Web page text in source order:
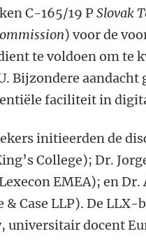
C-165/19 PSlovak
) voor de
te voldoen om te
Bijzondere
faciliteit in
initieerden de
College); Dr.
EMEA); en
Case LLP). De LLX-
universitair docent